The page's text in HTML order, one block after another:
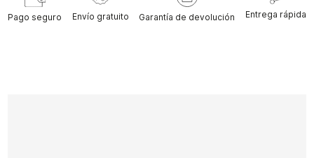
Pago seguro Envío gratuito Garantía de devolución Entrega rápida